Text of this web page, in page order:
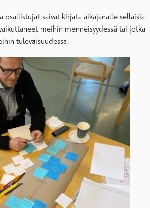
osallistujat saivat kirjata aikajanalle sellaisia
meihin menneisyydessä tai jotka
tulevaisuudessa.